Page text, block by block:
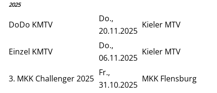
2025
DoDo KMTV
Do.,
20.11.2025
Kieler MTV
Einzel KMTV
Do.,
06.11.2025
Kieler MTV
3. MKK Challenger 2025
Fr.,
31.10.2025
MKK Flensburg